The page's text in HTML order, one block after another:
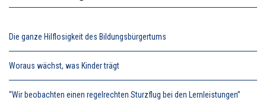
Die ganze Hilflosigkeit des Bildungsbürgertums
Woraus wächst, was Kinder trägt
“Wir beobachten einen regelrechten Sturzflug bei den Lernleistungen”